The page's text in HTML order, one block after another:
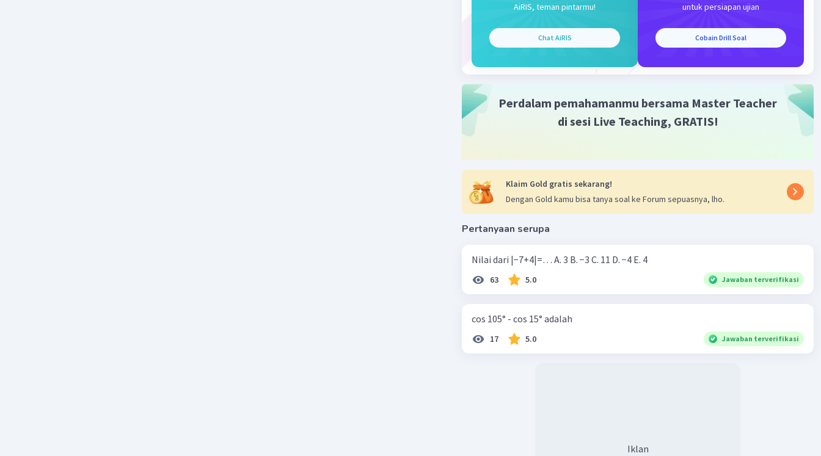
AiRIS, teman pintarmu!
Chat AiRIS
untuk persiapan ujian
Cobain Drill Soal
Perdalam pemahamanmu bersama Master Teacher
di sesi Live Teaching, GRATIS!
Klaim Gold gratis sekarang!
Dengan Gold kamu bisa tanya soal ke Forum sepuasnya, lho.
Pertanyaan serupa
Nilai dari |−7+4|=… A. 3 B. −3 C. 11 D. −4 E. 4
63 5.0 Jawaban terverifikasi
cos 105° - cos 15° adalah
17 5.0 Jawaban terverifikasi
Iklan